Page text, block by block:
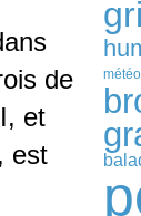
de
et
est
Mai
Mai
météo